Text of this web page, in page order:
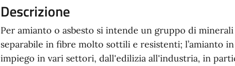
Descrizione
Per amianto o asbesto si intende un gruppo di
separabile in fibre molto sottili e resistenti; l’amianto
impiego in vari settori, dall'edilizia all'industria, in